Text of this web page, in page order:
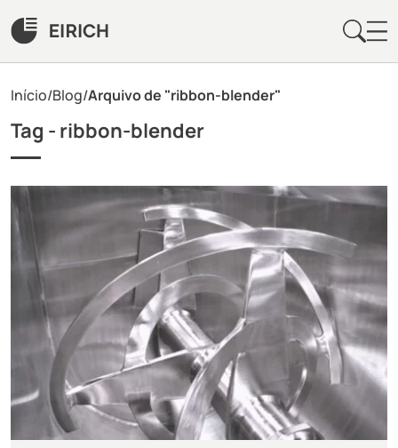
Início/Blog/Arquivo de "ribbon-blender"
Tag - ribbon-blender